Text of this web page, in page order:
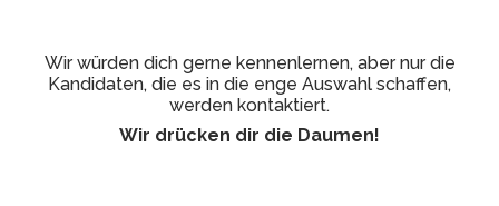
Wir würden dich gerne kennenlernen, aber nur die
Kandidaten, die es in die enge Auswahl schaffen,
werden kontaktiert.
Wir drücken dir die Daumen!